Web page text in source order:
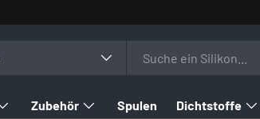
Zubehör Spulen Dichtstoffe